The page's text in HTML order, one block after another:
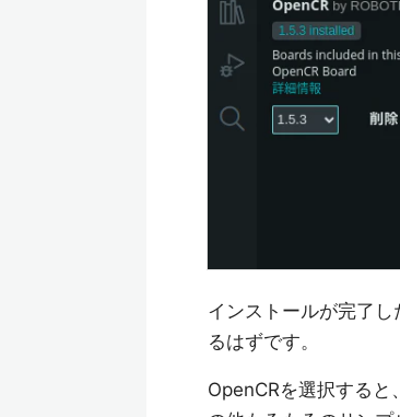
インストールが完了
るはずです。
OpenCRを選択する